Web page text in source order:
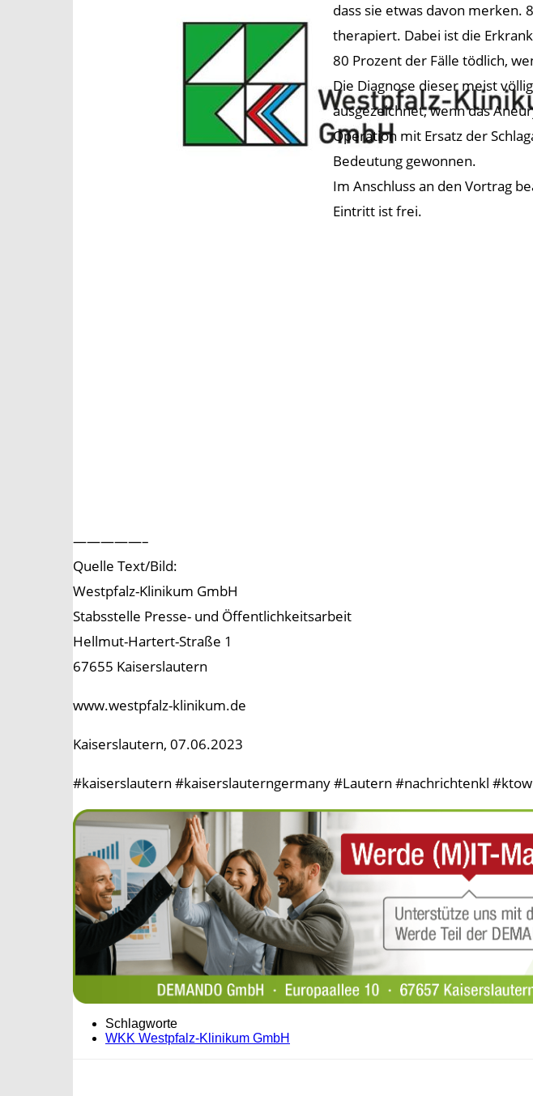
dass sie etwas davon merken.
therapiert. Dabei ist die
80 Prozent der Fälle tödlich,
Die Diagnose dieser meist
ausgezeichnet, wenn das
Operation mit Ersatz der
Bedeutung gewonnen.
Im Anschluss an den Vortrag
Eintritt ist frei.
—————–
Quelle Text/Bild:
Westpfalz-Klinikum GmbH
Stabsstelle Presse- und Öffentlichkeitsarbeit
Hellmut-Hartert-Straße 1
67655 Kaiserslautern
www.westpfalz-klinikum.de
Kaiserslautern, 07.06.2023
#kaiserslautern #kaiserslauterngermany #Lautern #nachrichtenkl
Schlagworte
WKK Westpfalz-Klinikum GmbH